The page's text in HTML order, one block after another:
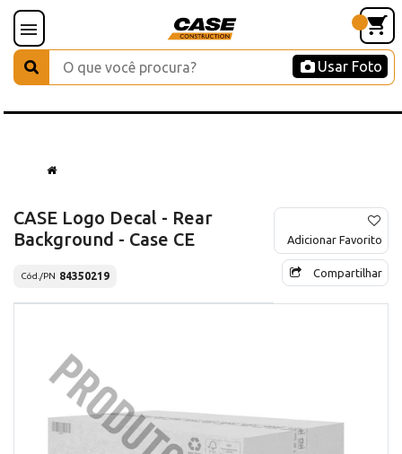
Usar Foto
CASE Logo Decal - Rear
Background - Case CE
Cód./PN 84350219
Adicionar Favorito
Compartilhar